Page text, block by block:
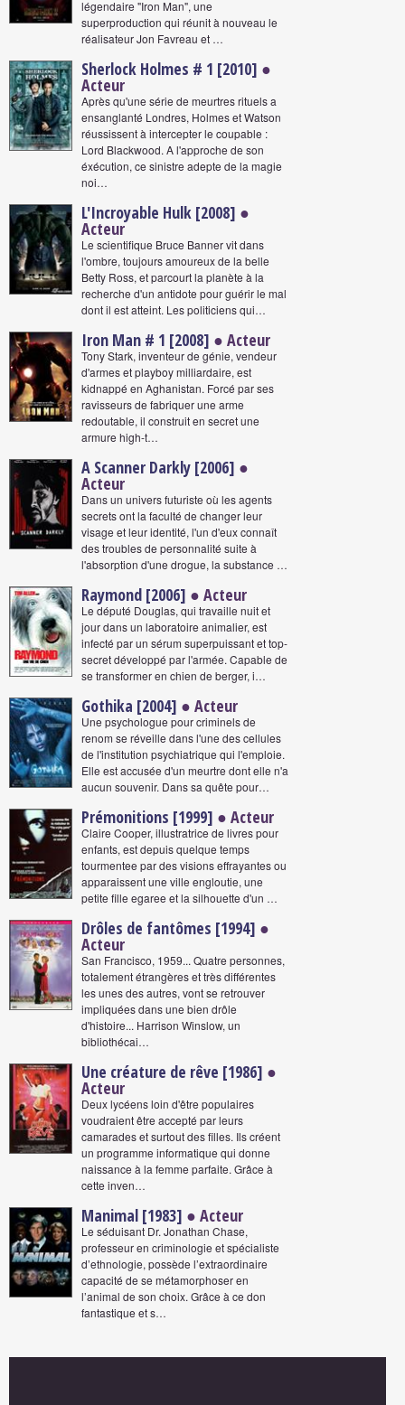
légendaire "Iron Man", une
superproduction qui réunit à nouveau le
réalisateur Jon Favreau et …
Sherlock Holmes # 1 [2010] ●
Acteur
Après qu'une série de meurtres rituels a
ensanglanté Londres, Holmes et Watson
réussissent à intercepter le coupable :
Lord Blackwood. A l'approche de son
éxécution, ce sinistre adepte de la magie
noi…
L'Incroyable Hulk [2008] ●
Acteur
Le scientifique Bruce Banner vit dans
l'ombre, toujours amoureux de la belle
Betty Ross, et parcourt la planète à la
recherche d'un antidote pour guérir le mal
dont il est atteint. Les politiciens qui…
Iron Man # 1 [2008] ● Acteur
Tony Stark, inventeur de génie, vendeur
d'armes et playboy milliardaire, est
kidnappé en Aghanistan. Forcé par ses
ravisseurs de fabriquer une arme
redoutable, il construit en secret une
armure high-t…
A Scanner Darkly [2006] ●
Acteur
Dans un univers futuriste où les agents
secrets ont la faculté de changer leur
visage et leur identité, l'un d'eux connaît
des troubles de personnalité suite à
l'absorption d'une drogue, la substance …
Raymond [2006] ● Acteur
Le député Douglas, qui travaille nuit et
jour dans un laboratoire animalier, est
infecté par un sérum superpuissant et top-
secret développé par l'armée. Capable de
se transformer en chien de berger, i…
Gothika [2004] ● Acteur
Une psychologue pour criminels de
renom se réveille dans l'une des cellules
de l'institution psychiatrique qui l'emploie.
Elle est accusée d'un meurtre dont elle n'a
aucun souvenir. Dans sa quête pour…
Prémonitions [1999] ● Acteur
Claire Cooper, illustratrice de livres pour
enfants, est depuis quelque temps
tourmentee par des visions effrayantes ou
apparaissent une ville engloutie, une
petite fille egaree et la silhouette d'un …
Drôles de fantômes [1994] ●
Acteur
San Francisco, 1959... Quatre personnes,
totalement étrangères et très différentes
les unes des autres, vont se retrouver
impliquées dans une bien drôle
d'histoire... Harrison Winslow, un
bibliothécai…
Une créature de rêve [1986] ●
Acteur
Deux lycéens loin d'être populaires
voudraient être accepté par leurs
camarades et surtout des filles. Ils créent
un programme informatique qui donne
naissance à la femme parfaite. Grâce à
cette inven…
Manimal [1983] ● Acteur
Le séduisant Dr. Jonathan Chase,
professeur en criminologie et spécialiste
d’ethnologie, possède l’extraordinaire
capacité de se métamorphoser en
l’animal de son choix. Grâce à ce don
fantastique et s…